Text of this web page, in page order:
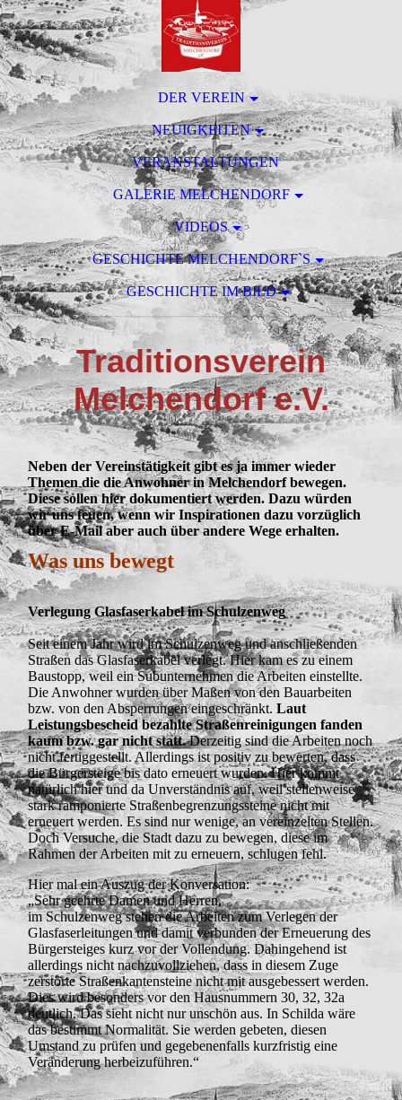
DER VEREIN
NEUIGKEITEN
VERANSTALTUNGEN
GALERIE MELCHENDORF
VIDEOS
GESCHICHTE MELCHENDORF`S
GESCHICHTE IM BILD
Traditionsverein
Melchendorf e.V.
Neben der Vereinstätigkeit gibt es ja immer wieder
Themen die die Anwohner in Melchendorf bewegen.
Diese sollen hier dokumentiert werden. Dazu würden
wir uns feuen, wenn wir Inspirationen dazu vorzüglich
über E-Mail aber auch über andere Wege erhalten.
Was uns bewegt
Verlegung Glasfaserkabel im Schulzenweg
Seit einem Jahr wird im Schulzenweg und anschließenden
Straßen das Glasfaserkabel verlegt. Hier kam es zu einem
Baustopp, weil ein Subunternehmen die Arbeiten einstellte.
Die Anwohner wurden über Maßen von den Bauarbeiten
bzw. von den Absperrungen eingeschränkt.Laut
Leistungsbescheid bezahlte Straßenreinigungen fanden
kaum bzw. gar nicht statt.Derzeitig sind die Arbeiten noch
nicht fertiggestellt. Allerdings ist positiv zu bewerten, dass
die Bürgersteige bis dato erneuert wurden. Hier kommt
natürlich hier und da Unverständnis auf, weil stellenweise
stark ramponierte Straßenbegrenzungssteine nicht mit
erneuert werden. Es sind nur wenige, an vereinzelten Stellen.
Doch Versuche, die Stadt dazu zu bewegen, diese im
Rahmen der Arbeiten mit zu erneuern, schlugen fehl.
Hier mal ein Auszug der Konversation:
„Sehr geehrte Damen und Herren,
im Schulzenweg stehen die Arbeiten zum Verlegen der
Glasfaserleitungen und damit verbunden der Erneuerung des
Bürgersteiges kurz vor der Vollendung. Dahingehend ist
allerdings nicht nachzuvollziehen, dass in diesem Zuge
zerstörte Straßenkantensteine nicht mit ausgebessert werden.
Dies wird besonders vor den Hausnummern 30, 32, 32a
deutlich. Das sieht nicht nur unschön aus. In Schilda wäre
das bestimmt Normalität. Sie werden gebeten, diesen
Umstand zu prüfen und gegebenenfalls kurzfristig eine
Veränderung herbeizuführen.“